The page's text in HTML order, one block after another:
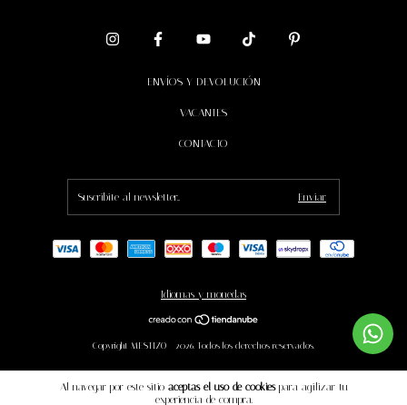
Al navegar por este sitio aceptas el uso de cookiespara agilizar tu
experiencia de compra.
ENVÍOS Y DEVOLUCIÓN
VACANTES
CONTACTO
Idiomas y monedas
Copyright MESTIZO - 2026. Todos los derechos reservados.